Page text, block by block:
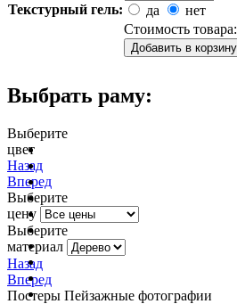
Текстурный гель:
да
нет
Стоимость товара:
Выбрать раму:
Выберите
цвет
Назад
Вперед
Выберите
цену
Выберите
материал
Назад
Вперед
Постеры Пейзажные фотографии